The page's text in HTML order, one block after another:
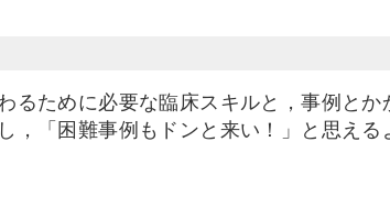
るために必要な臨床スキルと，事例と
，「困難事例もドンと来い！」と思え